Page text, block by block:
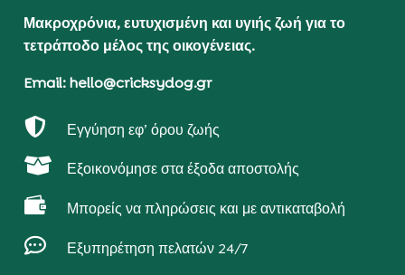
Μακροχρόνια, ευτυχισμένη και υγιής ζωή για το
τετράποδο μέλος της οικογένειας.
Email: hello@cricksydog.gr
 Εγγύηση εφ’ όρου ζωής
 Εξοικονόμησε στα έξοδα αποστολής
 Μπορείς να πληρώσεις και με αντικαταβολή
 Εξυπηρέτηση πελατών 24/7